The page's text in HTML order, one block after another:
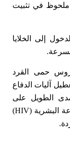
ملحوظ في تثبيت
إلى الخلايا
بسرعة.
حمى القرد
آليات الدفاع
الطويل على
الجسم - تماما كما يفعل فيروس نقص المناعة البشرية (HIV)